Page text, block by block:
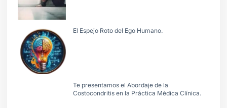
El Espejo Roto del Ego Humano.
Te presentamos el Abordaje de la
Costocondritis en la Práctica Mèdica Clínica.